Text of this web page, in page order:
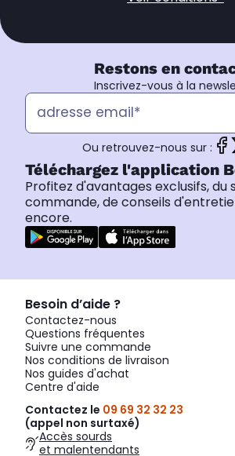
Restons en
Inscrivez-vous à la
Ou retrouvez-nous sur :
Téléchargez l'application
Profitez d'avantages exclusifs, du
commande, de conseils
encore.
Besoin d’aide ?
Contactez-nous
Questions fréquentes
Suivre une commande
Nos conditions de livraison
Nos guides d'achat
Centre d'aide
Contactez le 09 69 32 32 23
(appel non surtaxé)
Accès sourds
et malentendants